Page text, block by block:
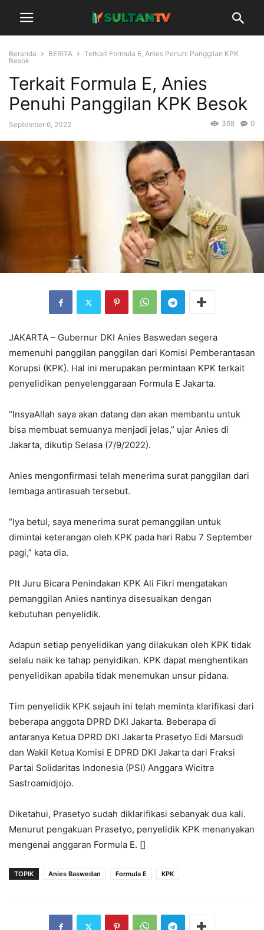
Beranda BERITA
Terkait Formula E, Anies Penuhi Panggilan KPK
Besok
Terkait Formula E, Anies
Penuhi Panggilan KPK Besok
September 6, 2022 0
368
JAKARTA – Gubernur DKI Anies Baswedan segera
memenuhi panggilan panggilan dari Komisi Pemberantasan
Korupsi (KPK). Hal ini merupakan permintaan KPK terkait
penyelidikan penyelenggaraan Formula E Jakarta.
“InsyaAllah saya akan datang dan akan membantu untuk
bisa membuat semuanya menjadi jelas,” ujar Anies di
Jakarta, dikutip Selasa (7/9/2022).
Anies mengonfirmasi telah menerima surat panggilan dari
lembaga antirasuah tersebut.
“Iya betul, saya menerima surat pemanggilan untuk
dimintai keterangan oleh KPK pada hari Rabu 7 September
pagi,” kata dia.
Plt Juru Bicara Penindakan KPK Ali Fikri mengatakan
pemanggilan Anies nantinya disesuaikan dengan
kebutuhan penyelidik.
Adapun setiap penyelidikan yang dilakukan oleh KPK tidak
selalu naik ke tahap penyidikan. KPK dapat menghentikan
penyelidikan apabila tidak menemukan unsur pidana.
Tim penyelidik KPK sejauh ini telah meminta klarifikasi dari
beberapa anggota DPRD DKI Jakarta. Beberapa di
antaranya Ketua DPRD DKI Jakarta Prasetyo Edi Marsudi
dan Wakil Ketua Komisi E DPRD DKI Jakarta dari Fraksi
Partai Solidaritas Indonesia (PSI) Anggara Wicitra
Sastroamidjojo.
Diketahui, Prasetyo sudah diklarifikasi sebanyak dua kali.
Menurut pengakuan Prasetyo, penyelidik KPK menanyakan
mengenai anggaran Formula E. []
TOPIK Anies Baswedan Formula E KPK